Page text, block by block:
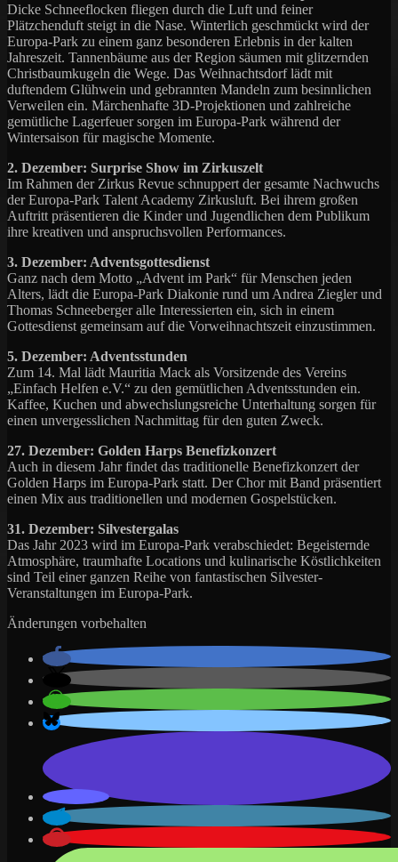
Dicke Schneeflocken fliegen durch die Luft und feiner
Plätzchenduft steigt in die Nase. Winterlich geschmückt wird der
Europa-Park zu einem ganz besonderen Erlebnis in der kalten
Jahreszeit. Tannenbäume aus der Region säumen mit glitzernden
Christbaumkugeln die Wege. Das Weihnachtsdorf lädt mit
duftendem Glühwein und gebrannten Mandeln zum besinnlichen
Verweilen ein. Märchenhafte 3D-Projektionen und zahlreiche
gemütliche Lagerfeuer sorgen im Europa-Park während der
Wintersaison für magische Momente.
2. Dezember: Surprise Show im Zirkuszelt
Im Rahmen der Zirkus Revue schnuppert der gesamte Nachwuchs
der Europa-Park Talent Academy Zirkusluft. Bei ihrem großen
Auftritt präsentieren die Kinder und Jugendlichen dem Publikum
ihre kreativen und anspruchsvollen Performances.
3. Dezember: Adventsgottesdienst
Ganz nach dem Motto „Advent im Park“ für Menschen jeden
Alters, lädt die Europa-Park Diakonie rund um Andrea Ziegler und
Thomas Schneeberger alle Interessierten ein, sich in einem
Gottesdienst gemeinsam auf die Vorweihnachtszeit einzustimmen.
5. Dezember: Adventsstunden
Zum 14. Mal lädt Mauritia Mack als Vorsitzende des Vereins
„Einfach Helfen e.V.“ zu den gemütlichen Adventsstunden ein.
Kaffee, Kuchen und abwechslungsreiche Unterhaltung sorgen für
einen unvergesslichen Nachmittag für den guten Zweck.
27. Dezember: Golden Harps Benefizkonzert
Auch in diesem Jahr findet das traditionelle Benefizkonzert der
Golden Harps im Europa-Park statt. Der Chor mit Band präsentiert
einen Mix aus traditionellen und modernen Gospelstücken.
31. Dezember: Silvestergalas
Das Jahr 2023 wird im Europa-Park verabschiedet: Begeisternde
Atmosphäre, traumhafte Locations und kulinarische Köstlichkeiten
sind Teil einer ganzen Reihe von fantastischen Silvester-
Veranstaltungen im Europa-Park.
Änderungen vorbehalten